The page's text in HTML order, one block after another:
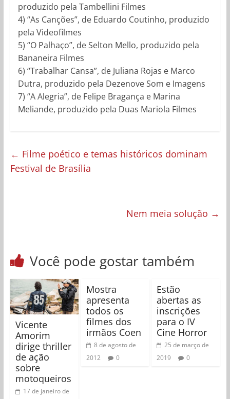
produzido pela Tambellini Filmes
4) “As Canções”, de Eduardo Coutinho, produzido
pela Videofilmes
5) “O Palhaço”, de Selton Mello, produzido pela
Bananeira Filmes
6) “Trabalhar Cansa”, de Juliana Rojas e Marco
Dutra, produzido pela Dezenove Som e Imagens
7) “A Alegria”, de Felipe Bragança e Marina
Meliande, produzido pela Duas Mariola Filmes
← Filme poético e temas históricos dominam
Festival de Brasília
Nem meia solução →
Você pode gostar também
Vicente
Amorim
dirige thriller
de ação
sobre
motoqueiros
17 de janeiro de
Mostra
apresenta
todos os
filmes dos
irmãos Coen
8 de agosto de
2012
0
Estão
abertas as
inscrições
para o IV
Cine Horror
25 de março de
2019
0